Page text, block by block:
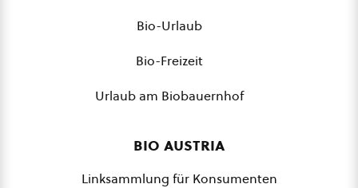
Bio-Urlaub
Bio-Freizeit
Urlaub am Biobauernhof
bio austria
Linksammlung für Konsumenten